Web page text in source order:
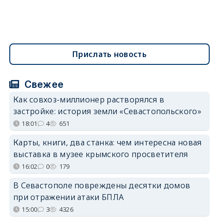
Прислать новость
Свежее
Как совхоз-миллионер растворялся в
застройке: история земли «Севастопольского»
18:01 4 651
Карты, книги, два станка: чем интересна новая
выставка в музее крымского просветителя
16:02 0 179
В Севастополе повреждены десятки домов
при отражении атаки БПЛА
15:00 3 4326